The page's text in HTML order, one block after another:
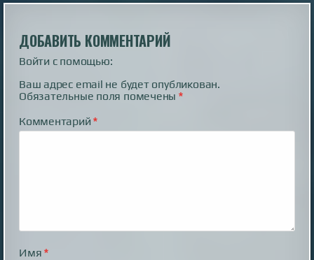
ДОБАВИТЬ КОММЕНТАРИЙ
Войти с помощью:
Ваш адрес email не будет опубликован.
Обязательные поля помечены*
Комментарий*
Имя*